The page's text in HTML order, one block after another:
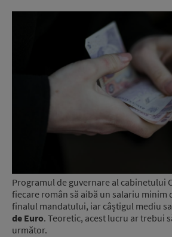
Programul de guvernare al cabinetului
fiecare român să aibă un salariu minim
finalul mandatului, iar câștigul mediu
de Euro. Teoretic, acest lucru ar trebui
următor.